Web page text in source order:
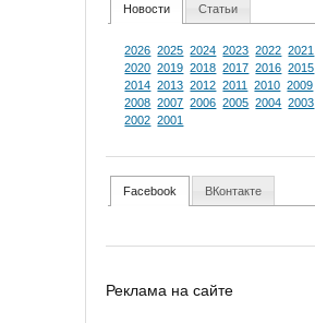
Новости Статьи
2026 2025 2024 2023 2022 2021
2020 2019 2018 2017 2016 2015
2014 2013 2012 2011 2010 2009
2008 2007 2006 2005 2004 2003
2002 2001
Facebook ВКонтакте
Реклама на сайте